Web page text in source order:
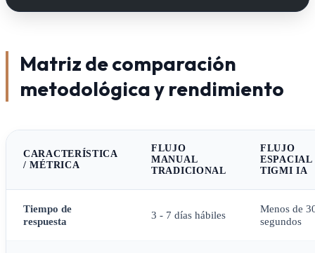
Matriz de comparación
metodológica y rendimiento
CARACTERÍSTICA
/ MÉTRICA
FLUJO
MANUAL
TRADICIONAL
FLUJO
ESPACIAL
TIGMI IA
Tiempo de
respuesta
3 - 7 días hábiles
Menos de
segundos